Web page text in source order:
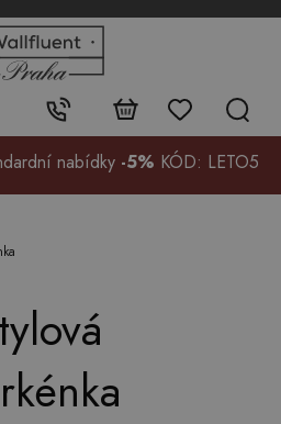
Kontakt:
+48
99
nabídky -5% KÓD: LETO5